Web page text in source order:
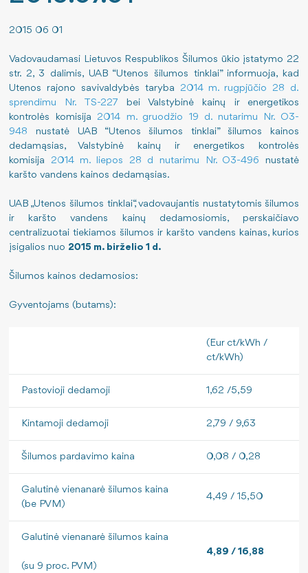
Šilumos energijos gamyba
Kuro struktūra
Išmetamas CO2 kiekis
ES finansuojami projektai
Sutartys
Energijos taupymas
Teisinė informacija
Šilumos įrenginių prie šilumos perdavimo tinklų
Šilumos supirkimas iš nepriklausomų gamintojų
Norintiems tapti vartotojais
Jūsų saugumui
Savitarnos portalo naudojimo instrukcija
Jei krizė arba karas: kaip elgtis?
Darbo užmokestis
Paskatinimai ir apdovanojimai
Finansinių ataskaitų rinkiniai
Informacija apie veiklą ir rezultatus
Lėšos veiklai viešinti
ES priemonių planas 2024-2026 m.
2015 06 01
Vadovaudamasi Lietuvos Respublikos Šilumos ūkio įstatymo 22
str. 2, 3 dalimis, UAB “Utenos šilumos tinklai” informuoja, kad
Utenos rajono savivaldybės taryba 2014 m. rugpjūčio 28 d.
sprendimu Nr. TS-227 bei Valstybinė kainų ir energetikos
kontrolės komisija 2014 m. gruodžio 19 d. nutarimu Nr. O3-
948 nustatė UAB “Utenos šilumos tinklai” šilumos kainos
dedamąsias, Valstybinė kainų ir energetikos kontrolės
komisija 2014 m. liepos 28 d nutarimu Nr. O3-496 nustatė
karšto vandens kainos dedamąsias.
UAB „Utenos šilumos tinklai“, vadovaujantis nustatytomis šilumos
ir karšto vandens kainų dedamosiomis, perskaičiavo
centralizuotai tiekiamos šilumos ir karšto vandens kainas, kurios
įsigalios nuo 2015 m. birželio 1 d.
Šilumos kainos dedamosios:
Gyventojams (butams):
(Eur ct/kWh /
ct/kWh)
Pastovioji dedamoji 1,62 /5,59
Kintamoji dedamoji 2,79 / 9,63
Šilumos pardavimo kaina 0,08 / 0,28
Galutinė vienanarė šilumos kaina
(be PVM)
4,49 / 15,50
Galutinė vienanarė šilumos kaina
(su 9 proc. PVM)
4,89 / 16,88